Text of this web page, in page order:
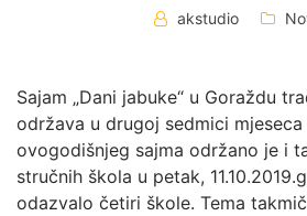
akstudio
Sajam „Dani jabuke“ u Goraždu
održava u drugoj sedmici
ovogodišnjeg sajma održano je i
stručnih škola u petak,
odazvalo četiri škole. Tema